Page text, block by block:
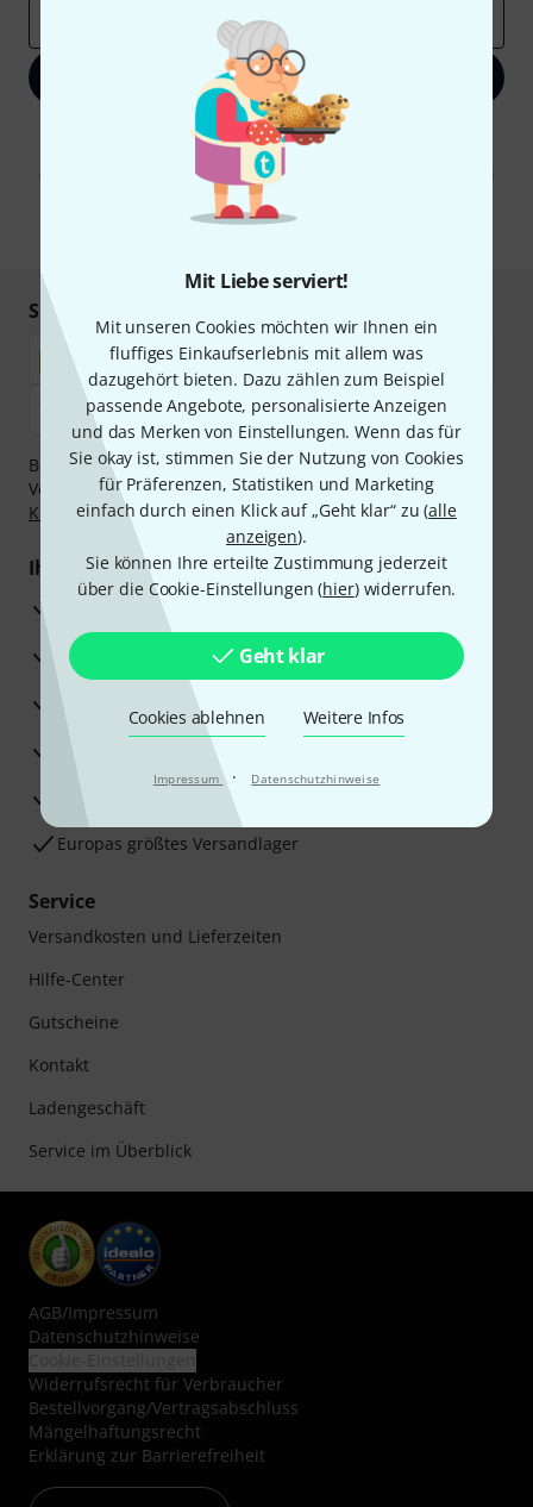
Mit Liebe serviert!
Mit unseren Cookies möchten wir Ihnen ein
fluffiges Einkaufserlebnis mit allem was
dazugehört bieten. Dazu zählen zum Beispiel
passende Angebote, personalisierte Anzeigen
und das Merken von Einstellungen. Wenn das für
Sie okay ist, stimmen Sie der Nutzung von Cookies
für Präferenzen, Statistiken und Marketing
einfach durch einen Klick auf „Geht klar“ zu (alle
anzeigen).
Sie können Ihre erteilte Zustimmung jederzeit
über die Cookie-Einstellungen (hier) widerrufen.
Geht klar
Cookies ablehnen Weitere Infos
Impressum · Datenschutzhinweise
Jetzt anmelden
Mit Klick auf „Jetzt anmelden“ stimmen Sie dem Erhalt von E-Mail-
Werbung und einer Messung des E-Mail-Nutzungsverhaltens zu. Die
Abmeldung ist jederzeit möglich. Weitere Informationen finden Sie in
unserenDatenschutzhinweisen
* Pflichtfeld
Sicher einkaufen & bezahlen
Bezahlen Sie vertraulich und sicher per Nachnahme,
Vorkasse, PayPal, Amazon Pay,Klarna Sofort bezahlen
Klarna Ratenzahlungoder Kreditkarte.
Ihre Vorteile
3 Jahre Thomann Garantie
30 Tage Money-Back-Garantie
Beratung durch Fachexperten
Zufriedenheitsgarantie
Europas größtes Versandlager
Service
Versandkosten und Lieferzeiten
Hilfe-Center
Gutscheine
Kontakt
Ladengeschäft
Service im Überblick
AGB/Impressum
Datenschutzhinweise
Widerrufsrecht für Verbraucher
Bestellvorgang/Vertragsabschluss
Mängelhaftungsrecht
Erklärung zur Barrierefreiheit